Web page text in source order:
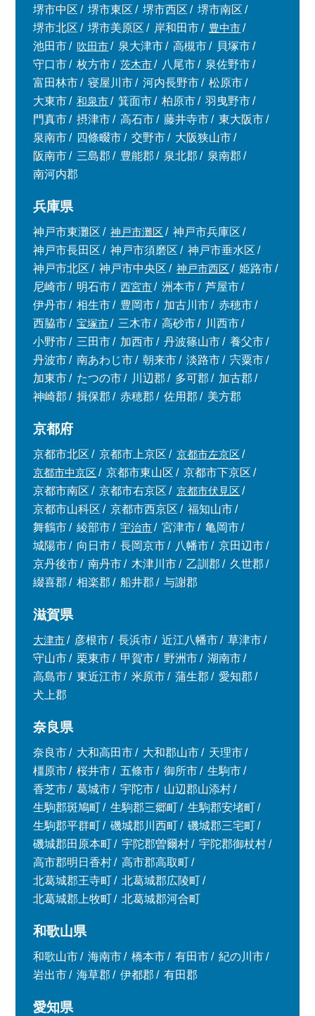
堺市中区 堺市東区 堺市西区
堺市南区
堺市北区
堺市美原区 岸和田市
豊中市
池田市
吹田市 泉大津市 高槻市
貝塚市
守口市
枚方市 茨木市 八尾市
泉佐野市
富田林市
寝屋川市 河内長野市
松原市
大東市
和泉市 箕面市 柏原市
羽曳野市
門真市
摂津市 高石市 藤井寺市
東大阪市
泉南市
四條畷市 交野市
大阪狭山市
阪南市
三島郡 豊能郡 泉北郡
泉南郡
南河内郡
兵庫県
神戸市東灘区 神戸市灘区
神戸市兵庫区
神戸市長田区
神戸市須磨区
神戸市垂水区
神戸市北区
神戸市中央区 神戸市西区
姫路市
尼崎市
明石市 西宮市 洲本市
芦屋市
伊丹市
相生市 豊岡市 加古川市
赤穂市
西脇市
宝塚市 三木市 高砂市
川西市
小野市
三田市 加西市 丹波篠山市
養父市
丹波市
南あわじ市 朝来市 淡路市
宍粟市
加東市
たつの市 川辺郡 多可郡
加古郡
神崎郡
揖保郡 赤穂郡 佐用郡 美方郡
京都府
京都市北区 京都市上京区
京都市左京区
京都市中京区
京都市東山区
京都市下京区
京都市南区
京都市右京区
京都市伏見区
京都市山科区
京都市西京区
福知山市
舞鶴市
綾部市 宇治市 宮津市
亀岡市
城陽市
向日市 長岡京市 八幡市
京田辺市
京丹後市
南丹市 木津川市 乙訓郡
久世郡
綴喜郡
相楽郡 船井郡 与謝郡
滋賀県
大津市 彦根市 長浜市 近江八幡市
草津市
守山市
栗東市 甲賀市 野洲市
湖南市
高島市
東近江市 米原市 蒲生郡
愛知郡
犬上郡
奈良県
奈良市 大和高田市 大和郡山市
天理市
橿原市
桜井市 五條市 御所市
生駒市
香芝市
葛城市 宇陀市
山辺郡山添村
生駒郡斑鳩町
生駒郡三郷町
生駒郡安堵町
生駒郡平群町
磯城郡川西町
磯城郡三宅町
磯城郡田原本町
宇陀郡曽爾村
宇陀郡御杖村
高市郡明日香村
高市郡高取町
北葛城郡王寺町
北葛城郡広陵町
北葛城郡上牧町
北葛城郡河合町
和歌山県
和歌山市 海南市 橋本市 有田市
紀の川市
岩出市
海草郡 伊都郡 有田郡
愛知県